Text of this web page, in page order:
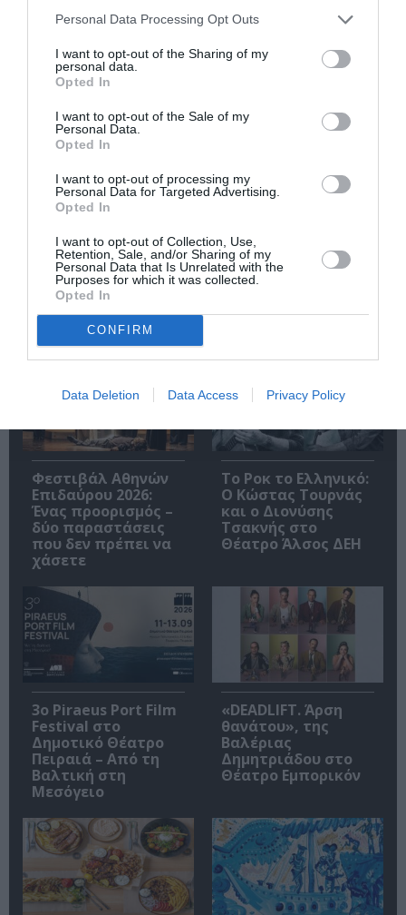
Personal Data Processing Opt Outs
I want to opt-out of the Sharing of my
personal data.
Opted In
I want to opt-out of the Sale of my
Personal Data.
Opted In
I want to opt-out of processing my
Personal Data for Targeted Advertising.
Opted In
I want to opt-out of Collection, Use,
Retention, Sale, and/or Sharing of my
Personal Data that Is Unrelated with the
Purposes for which it was collected.
Opted In
CONFIRM
Data Deletion Data Access Privacy Policy
Μακμπέθ, της
Ευαγγελάτου με
Γιώργο Γάλλο &
Καρυοφυλλιά
Θέατρο Βασιλάκου
Ομαδική έκθεση στο
Ίδρυμα Π. & Μ.
Τελευταία νέα
Φεστιβάλ Αθηνών
Επιδαύρου 2026:
Ένας προορισμός –
δύο παραστάσεις
που δεν πρέπει να
χάσετε
Το Ροκ το Ελληνικό:
Ο Κώστας Τουρνάς
και ο Διονύσης
Τσακνής στο
Θέατρο Άλσος ΔΕΗ
3o Piraeus Port Film
Festival στο
Δημοτικό Θέατρο
Πειραιά – Από τη
Βαλτική στη
Μεσόγειο
«DEADLIFT. Άρση
θανάτου», της
Βαλέριας
Δημητριάδου στο
Θέατρο Εμπορικόν